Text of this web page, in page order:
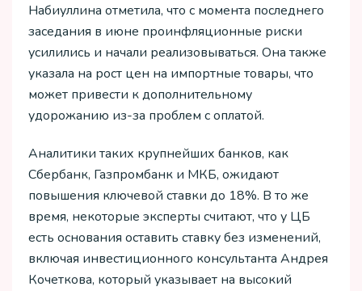
Набиуллина отметила, что с момента последнего
заседания в июне проинфляционные риски
усилились и начали реализовываться. Она также
указала на рост цен на импортные товары, что
может привести к дополнительному
удорожанию из-за проблем с оплатой.
Аналитики таких крупнейших банков, как
Сбербанк, Газпромбанк и МКБ, ожидают
повышения ключевой ставки до 18%. В то же
время, некоторые эксперты считают, что у ЦБ
есть основания оставить ставку без изменений,
включая инвестиционного консультанта Андрея
Кочеткова, который указывает на высокий